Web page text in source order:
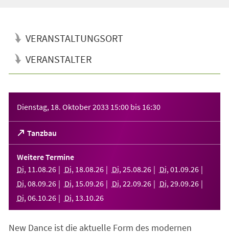
VERANSTALTUNGSORT
VERANSTALTER
Dienstag, 18. Oktober 2033 15:00 bis 16:30
Tanzbau
(Öffnet
in
einem
neuen
Tab)
Weitere Termine
Di, 11 .08.26 Di, 18.08.26 Di, 25.08.26 Di, 01 .09.26
Di, 08.09.26 Di, 15.09.26 Di, 22.09.26 Di, 29.09.26
Di, 06.10.26 Di, 13.10.26
New Dance ist die aktuelle Form des modernen